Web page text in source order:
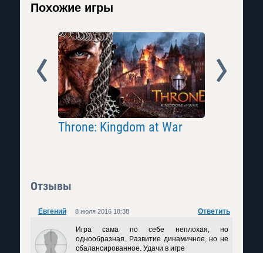
Похожие игры
Throne: Kingdom at War
Prev
Отзывы
Евгений Ответить
8 июля 2016 18:38
Игра сама по себе неплохая, но
однообразная. Развитие динамичное, но не
сбалансированное. Удачи в игре